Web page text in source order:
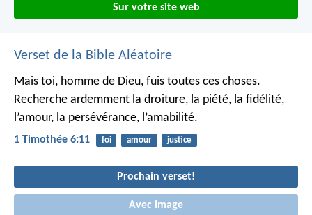
Sur votre site web
Verset de la Bible Aléatoire
Mais toi, homme de Dieu, fuis toutes ces choses.
Recherche ardemment la droiture, la piété, la fidélité,
l’amour, la persévérance, l’amabilité.
1 Timothée 6:11 foi amour justice
Prochain verset!
Avec Image